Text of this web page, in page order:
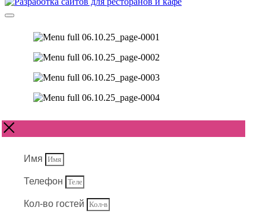
Имя
Телефон
Кол-во гостей